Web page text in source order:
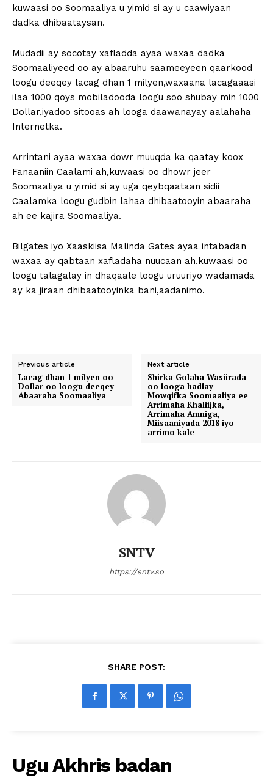
kuwaasi oo Soomaaliya u yimid si ay u caawiyaan
dadka dhibaataysan.
Mudadii ay socotay xafladda ayaa waxaa dadka
Soomaaliyeed oo ay abaaruhu saameeyeen qaarkood
loogu deeqey lacag dhan 1 milyen,waxaana lacagaaasi
ilaa 1000 qoys mobiladooda loogu soo shubay min 1000
Dollar,iyadoo sitooas ah looga daawanayay aalahaha
Internetka.
Arrintani ayaa waxaa dowr muuqda ka qaatay koox
Fanaaniin Caalami ah,kuwaasi oo dhowr jeer
Soomaaliya u yimid si ay uga qeybqaataan sidii
Caalamka loogu gudbin lahaa dhibaatooyin abaaraha
ah ee kajira Soomaaliya.
Bilgates iyo Xaaskiisa Malinda Gates ayaa intabadan
waxaa ay qabtaan xafladaha nuucaan ah.kuwaasi oo
loogu talagalay in dhaqaale loogu uruuriyo wadamada
ay ka jiraan dhibaatooyinka bani,aadanimo.
Previous article
Lacag dhan 1 milyen oo
Dollar oo loogu deeqey
Abaaraha Soomaaliya
Next article
Shirka Golaha Wasiirada
oo looga hadlay
Mowqifka Soomaaliya ee
Arrimaha Khaliijka,
Arrimaha Amniga,
Miisaaniyada 2018 iyo
arrimo kale
SNTV
https://sntv.so
SHARE POST:
Ugu Akhris badan